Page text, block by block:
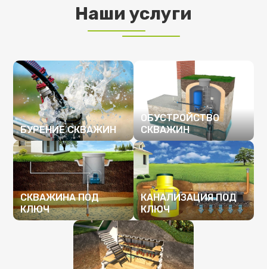
Наши услуги
БУРЕНИЕ СКВАЖИН
ПОДРОБНЕЕ
ОБУСТРОЙСТВО
СКВАЖИН
ПОДРОБНЕЕ
СКВАЖИНА ПОД
КЛЮЧ
ПОДРОБНЕЕ
КАНАЛИЗАЦИЯ ПОД
КЛЮЧ
ПОДРОБНЕЕ